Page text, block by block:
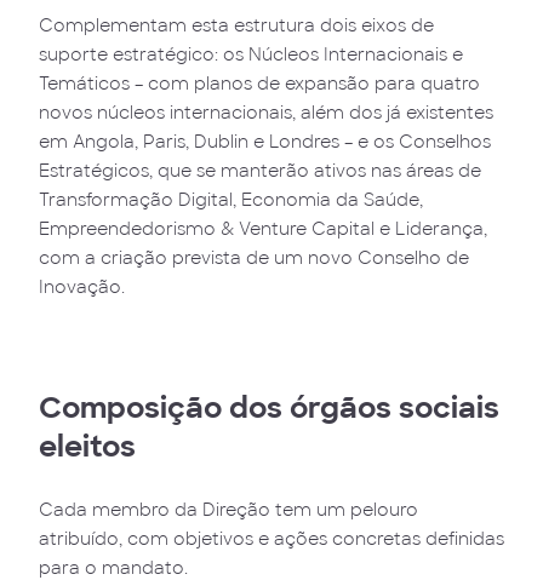
Complementam esta estrutura dois eixos de
suporte estratégico: os Núcleos Internacionais e
Temáticos – com planos de expansão para quatro
novos núcleos internacionais, além dos já existentes
em Angola, Paris, Dublin e Londres – e os Conselhos
Estratégicos, que se manterão ativos nas áreas de
Transformação Digital, Economia da Saúde,
Empreendedorismo & Venture Capital e Liderança,
com a criação prevista de um novo Conselho de
Inovação.
Composição dos órgãos sociais
eleitos
Cada membro da Direção tem um pelouro
atribuído, com objetivos e ações concretas definidas
para o mandato.